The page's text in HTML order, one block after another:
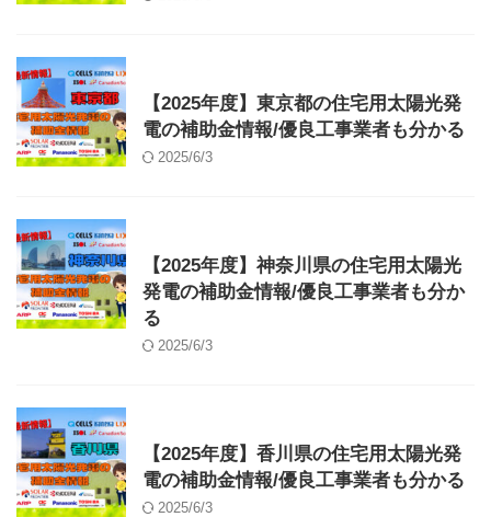
【2025年度】東京都の住宅用太陽光発
電の補助金情報/優良工事業者も分かる
2025/6/3
【2025年度】神奈川県の住宅用太陽光
発電の補助金情報/優良工事業者も分か
る
2025/6/3
【2025年度】香川県の住宅用太陽光発
電の補助金情報/優良工事業者も分かる
2025/6/3